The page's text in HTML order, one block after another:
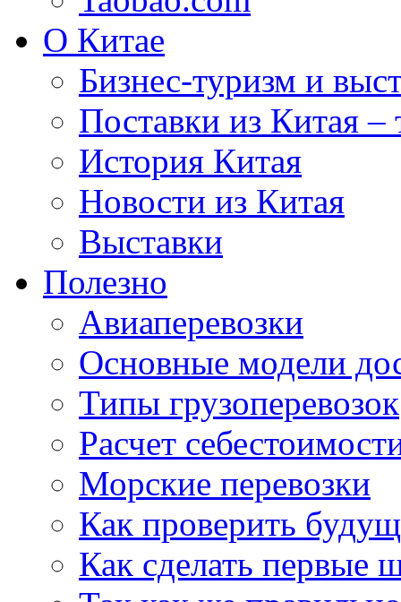
О Китае
Бизнес-туризм и
Поставки из Китая
История Китая
Новости из Китая
Выставки
Полезно
Авиаперевозки
Основные модели
Типы грузоперевозок
Расчет
Морские перевозки
Как проверить
Как сделать первые